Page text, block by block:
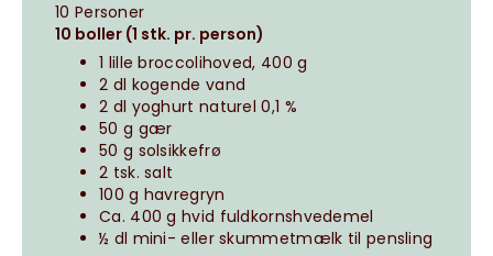
10 Personer
10 boller (1 stk. pr. person)
1 lille broccolihoved, 400 g
2 dl kogende vand
2 dl yoghurt naturel 0,1 %
50 g gær
50 g solsikkefrø
2 tsk. salt
100 g havregryn
Ca. 400 g hvid fuldkornshvedemel
½ dl mini- eller skummetmælk til pensling